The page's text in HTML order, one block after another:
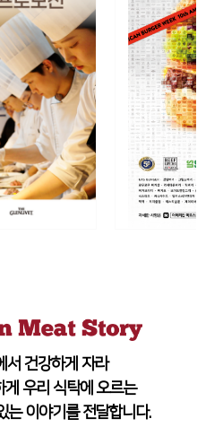
서 건강하게 자라
게 우리 식탁에 오르는
는 이야기를 전달합니다.